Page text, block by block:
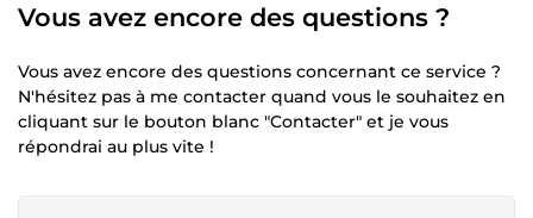
Vous avez encore des questions ?
Vous avez encore des questions concernant ce service ?
N'hésitez pas à me contacter quand vous le souhaitez en
cliquant sur le bouton blanc "Contacter" et je vous
répondrai au plus vite !